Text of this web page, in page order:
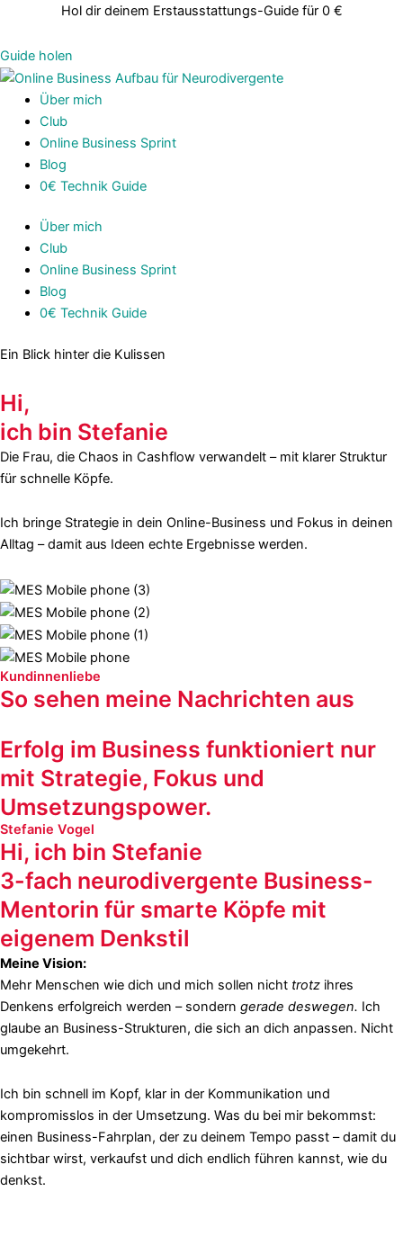
springen
Hol dir deinem Erstausstattungs-Guide für 0 €
Guide holen
Über mich
Club
Online Business Sprint
Blog
0€ Technik Guide
Über mich
Club
Online Business Sprint
Blog
0€ Technik Guide
Ein Blick hinter die Kulissen
Hi,
ich bin Stefanie
Die Frau, die Chaos in Cashflow verwandelt – mit klarer Struktur
für schnelle Köpfe.
Ich bringe Strategie in dein Online-Business und Fokus in deinen
Alltag – damit aus Ideen echte Ergebnisse werden.
Kundinnenliebe
So sehen meine Nachrichten aus
Erfolg im Business funktioniert nur
mit Strategie, Fokus und
Umsetzungspower.
Stefanie Vogel
Hi, ich bin Stefanie
3-fach neurodivergente Business-
Mentorin für smarte Köpfe mit
eigenem Denkstil
Meine Vision:
Mehr Menschen wie dich und mich sollen nicht trotz ihres
Denkens erfolgreich werden – sondern gerade deswegen. Ich
glaube an Business-Strukturen, die sich an dich anpassen. Nicht
umgekehrt.
Ich bin schnell im Kopf, klar in der Kommunikation und
kompromisslos in der Umsetzung. Was du bei mir bekommst:
einen Business-Fahrplan, der zu deinem Tempo passt – damit du
sichtbar wirst, verkaufst und dich endlich führen kannst, wie du
denkst.